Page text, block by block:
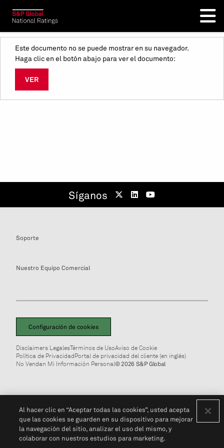
Este documento no se puede mostrar en su navegador.
Haga clic en el botón abajo para ver el documento:
VER
Síganos
Soporte
Nuestro Equipo Comercial
Configuración de cookies
Disclaimers LegalesTérminos de UsoAviso de Cookie
Política de PrivacidadPortal de privacidad del cliente (en inglés)
No Vendan Mi Información Personal© 2026 S&P Global
Al hacer clic en “Aceptar todas las cookies”, usted acepta
que las cookies se guarden en su dispositivo para mejorar
la navegación del sitio, analizar el uso del mismo, y
colaborar con nuestros estudios para marketing.